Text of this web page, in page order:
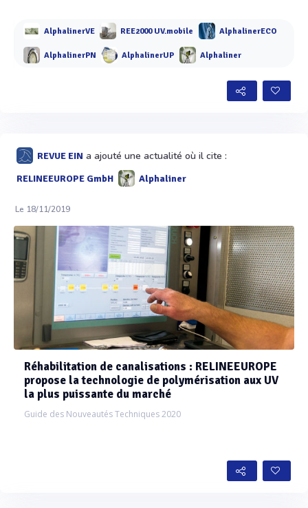
AlphalinerVE REE2000 UV.mobile AlphalinerECO
AlphalinerPN AlphalinerUP Alphaliner
REVUE EIN a ajouté une actualité où il cite :
RELINEEUROPE GmbH Alphaliner
Le 18/11/2019
Réhabilitation de canalisations : RELINEEUROPE
propose la technologie de polymérisation aux UV
la plus puissante du marché
Guide des Nouveautés Techniques 2020